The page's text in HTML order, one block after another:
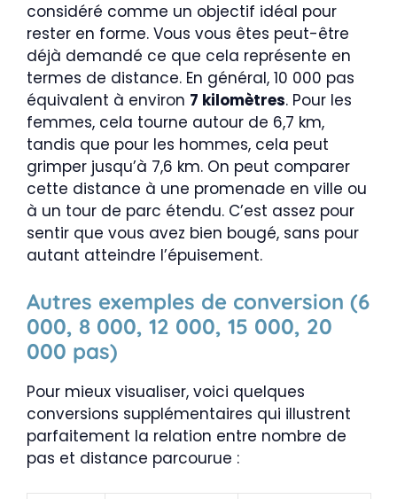
considéré comme un objectif idéal pour
rester en forme. Vous vous êtes peut-être
déjà demandé ce que cela représente en
termes de distance. En général, 10 000 pas
équivalent à environ 7 kilomètres. Pour les
femmes, cela tourne autour de 6,7 km,
tandis que pour les hommes, cela peut
grimper jusqu’à 7,6 km. On peut comparer
cette distance à une promenade en ville ou
à un tour de parc étendu. C’est assez pour
sentir que vous avez bien bougé, sans pour
autant atteindre l’épuisement.
Autres exemples de conversion (6
000, 8 000, 12 000, 15 000, 20
000 pas)
Pour mieux visualiser, voici quelques
conversions supplémentaires qui illustrent
parfaitement la relation entre nombre de
pas et distance parcourue :